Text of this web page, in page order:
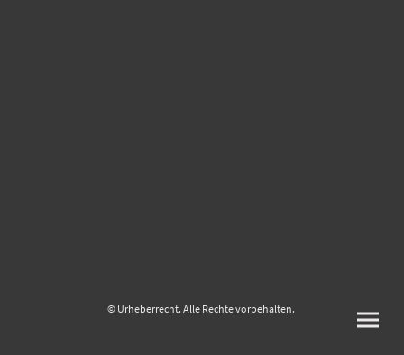
© Urheberrecht. Alle Rechte vorbehalten.